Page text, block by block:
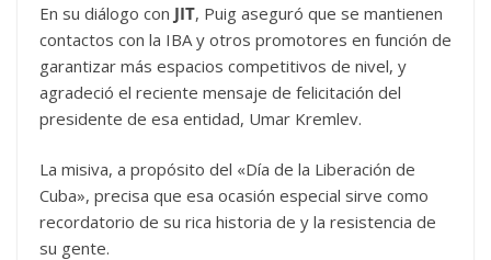
En su diálogo con JIT, Puig aseguró que se mantienen
contactos con la IBA y otros promotores en función de
garantizar más espacios competitivos de nivel, y
agradeció el reciente mensaje de felicitación del
presidente de esa entidad, Umar Kremlev.
La misiva, a propósito del «Día de la Liberación de
Cuba», precisa que esa ocasión especial sirve como
recordatorio de su rica historia de y la resistencia de
su gente.